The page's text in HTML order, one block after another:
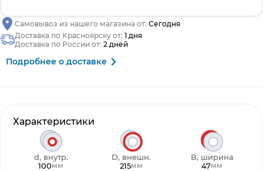
Характеристики
d, внутр.
100мм
D, внешн.
215мм
B, ширина
47мм
Самовывоз из нашего магазина от: Сегодня
Доставка по Красноярску от: 1 дня
Доставка по России от: 2 дней
Подробнее о доставке